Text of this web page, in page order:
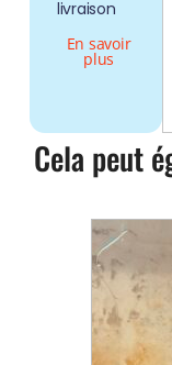
livraison
En savoir
plus
Cela peut